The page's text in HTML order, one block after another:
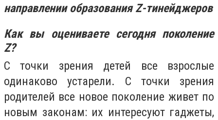
направлении образования Z-тинейджеров
Как вы оцениваете сегодня поколение
Z?
С точки зрения детей все взрослые
одинаково устарели. С точки зрения
родителей все новое поколение живет по
новым законам: их интересуют гаджеты,